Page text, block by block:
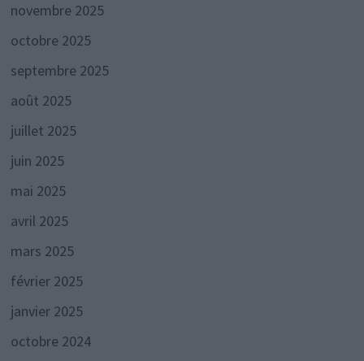
novembre 2025
octobre 2025
septembre 2025
août 2025
juillet 2025
juin 2025
mai 2025
avril 2025
mars 2025
février 2025
janvier 2025
octobre 2024